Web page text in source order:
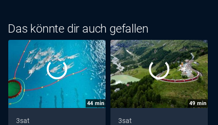
Das könnte dir auch gefallen
44 min
3sat
49 min
3sat